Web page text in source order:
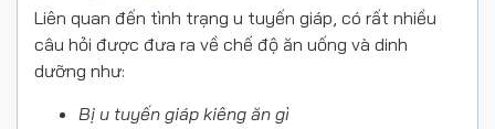
Liên quan đến tình trạng u tuyến giáp, có rất nhiều
câu hỏi được đưa ra về chế độ ăn uống và dinh
dưỡng như:
Bị u tuyến giáp kiêng ăn gì